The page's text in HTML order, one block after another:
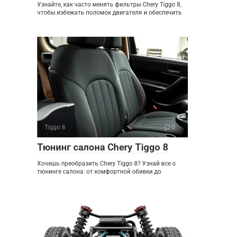
Узнайте, как часто менять фильтры Chery Tiggo 8,
чтобы избежать поломок двигателя и обеспечить
Tiggo 8 0
Тюнинг салона Chery Tiggo 8
Хочешь преобразить Chery Tiggo 8? Узнай все о
тюнинге салона: от комфортной обивки до